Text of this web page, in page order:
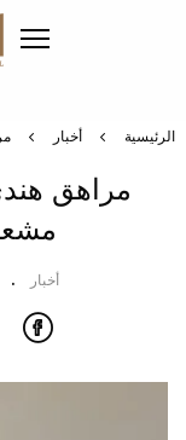
الرئيسية أخبار
مراهق
أخبار